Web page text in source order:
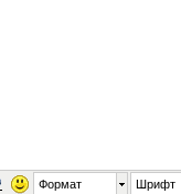
Формат Шрифт